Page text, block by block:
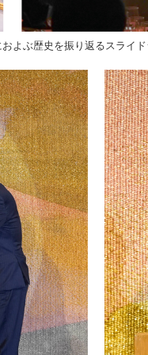
よぶ歴史を振り返るスライ